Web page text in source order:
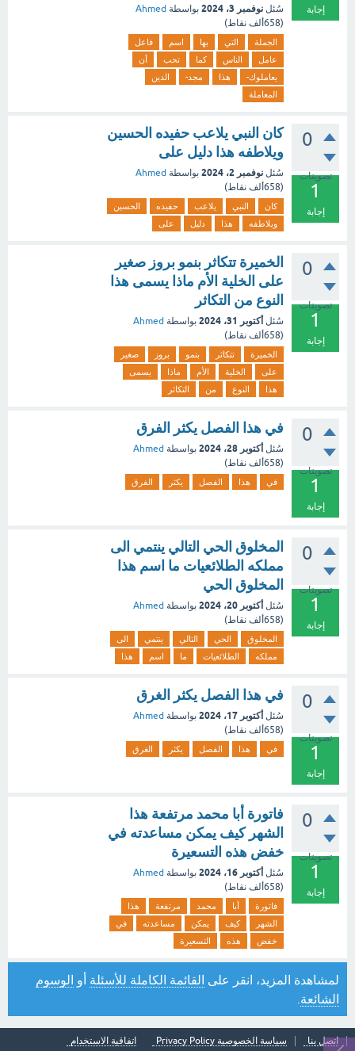
إجابة سُئل نوفمبر 3، 2024 بواسطة Ahmed
(658ألف نقاط)
الجملة التي بها اسم
فاعل
عامل
الناس كما تحب
أن
يعاملوك-
هذا مجد-
الدين
المعاملة
0
تصويتات
1
إجابة
كان النبي يلاعب حفيده الحسين
ويلاطفه هذا دليل على
سُئل نوفمبر 2، 2024 بواسطة Ahmed
(658ألف نقاط)
كان النبي يلاعب حفيده
الحسين
ويلاطفه
هذا دليل على
0
تصويتات
1
إجابة
الخميرة تتكاثر بنمو بروز صغير
على الخلية الأم ماذا يسمى هذا
النوع من التكاثر
سُئل أكتوبر 31، 2024 بواسطة Ahmed
(658ألف نقاط)
الخميرة تتكاثر بنمو بروز
صغير
على
الخلية الأم ماذا
يسمى
هذا
النوع من التكاثر
0
تصويتات
1
إجابة
في هذا الفصل يكثر الفرق
سُئل أكتوبر 28، 2024 بواسطة Ahmed
(658ألف نقاط)
في هذا الفصل يكثر الفرق
0
تصويتات
1
إجابة
المخلوق الحي التالي ينتمي الى
مملكه الطلائعيات ما اسم هذا
المخلوق الحي
سُئل أكتوبر 20، 2024 بواسطة Ahmed
(658ألف نقاط)
المخلوق الحي التالي ينتمي
الى
مملكه
الطلائعيات ما اسم هذا
0
تصويتات
1
إجابة
في هذا الفصل يكثر الغرق
سُئل أكتوبر 17، 2024 بواسطة Ahmed
(658ألف نقاط)
في هذا الفصل يكثر الغرق
0
تصويتات
1
إجابة
فاتورة أبا محمد مرتفعة هذا
الشهر كيف يمكن مساعدته في
خفض هذه التسعيرة
سُئل أكتوبر 16، 2024 بواسطة Ahmed
(658ألف نقاط)
فاتورة أبا محمد مرتفعة
هذا
الشهر
كيف يمكن مساعدته
في
خفض
هذه التسعيرة
لمشاهدة المزيد، انقر على القائمة الكاملة للأسئلة أو الوسوم
الشائعة
اتصل بنا سياسة الخصوصية Privacy Policy
اتفاقية الاستخدام